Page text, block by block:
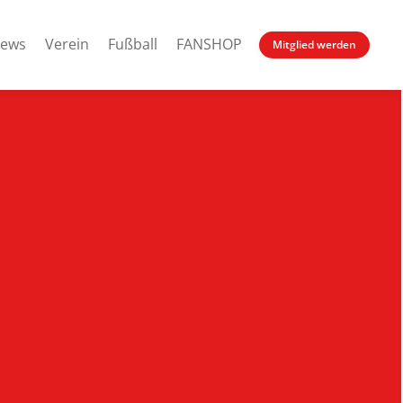
Verein Fußball FANSHOP Mitglied werden